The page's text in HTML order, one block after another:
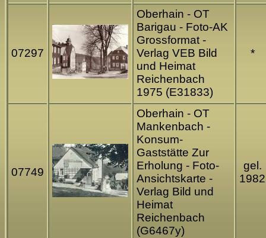
07297
Oberhain - OT
Barigau - Foto-AK
Grossformat -
Verlag VEB Bild
und Heimat
Reichenbach
1975 (E31833)
*
07749
Oberhain - OT
Mankenbach -
Konsum-
Gaststätte Zur
Erholung - Foto-
Ansichtskarte -
Verlag Bild und
Heimat
Reichenbach
(G6467y)
gel.
1982